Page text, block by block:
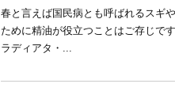
春と言えば国民病とも呼ばれるスギ
ために精油が役立つことはご存じで
ラディアタ・...